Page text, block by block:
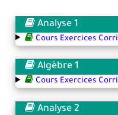
Analyse 1
Cours Exercices
Algèbre 1
Cours Exercices
Analyse 2